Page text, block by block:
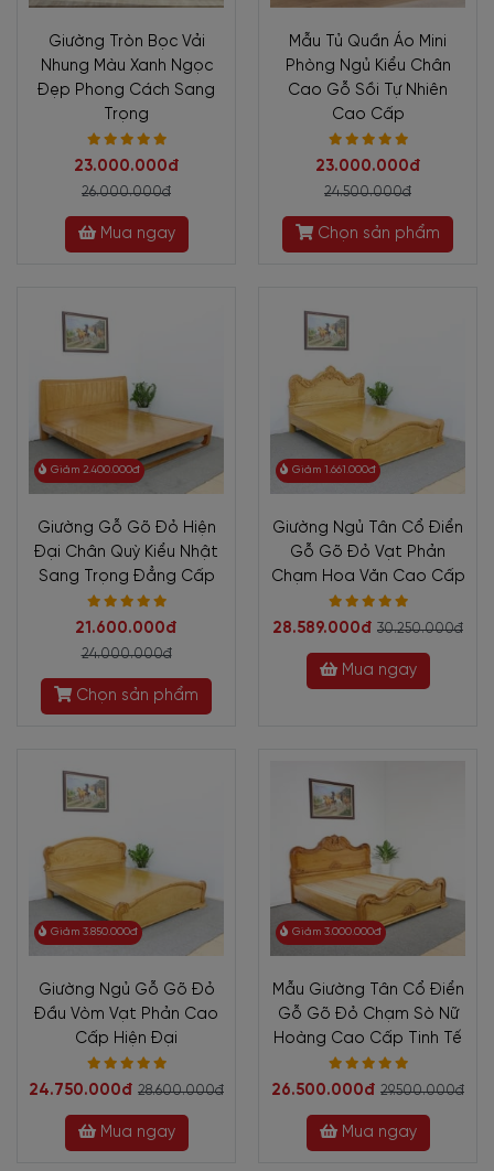
Giường Tròn Bọc Vải
Nhung Màu Xanh Ngọc
Đẹp Phong Cách Sang
Trọng
23.000.000đ
26.000.000đ
Mua ngay
Mẫu Tủ Quần Áo Mini
Phòng Ngủ Kiểu Chân
Cao Gỗ Sồi Tự Nhiên
Cao Cấp
23.000.000đ
24.500.000đ
Chọn sản phẩm
Giảm 2.400.000đ
Giường Gỗ Gõ Đỏ Hiện
Đại Chân Quỳ Kiểu Nhật
Sang Trọng Đẳng Cấp
21.600.000đ
24.000.000đ
Chọn sản phẩm
Giảm 1.661.000đ
Giường Ngủ Tân Cổ Điển
Gỗ Gõ Đỏ Vạt Phản
Chạm Hoa Văn Cao Cấp
28.589.000đ 30.250.000đ
Mua ngay
Giảm 3.850.000đ
Giường Ngủ Gỗ Gõ Đỏ
Đầu Vòm Vạt Phản Cao
Cấp Hiện Đại
24.750.000đ 28.600.000đ
Mua ngay
Giảm 3.000.000đ
Mẫu Giường Tân Cổ Điển
Gỗ Gõ Đỏ Chạm Sò Nữ
Hoàng Cao Cấp Tinh Tế
26.500.000đ 29.500.000đ
Mua ngay